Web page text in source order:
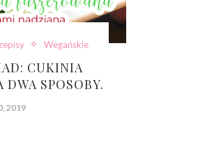
Wegańskie
CUKINIA
DWA SPOSOBY.
2019